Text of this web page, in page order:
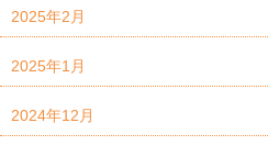
2025年2月
2025年1月
2024年12月